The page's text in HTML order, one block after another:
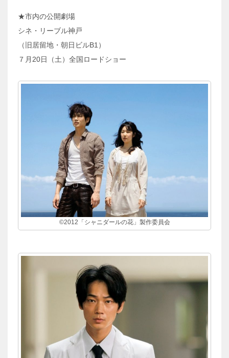
★市内の公開劇場
シネ・リーブル神戸
（旧居留地・朝日ビルB1）
７月20日（土）全国ロードショー
©2012「シャニダールの花」製作委員会